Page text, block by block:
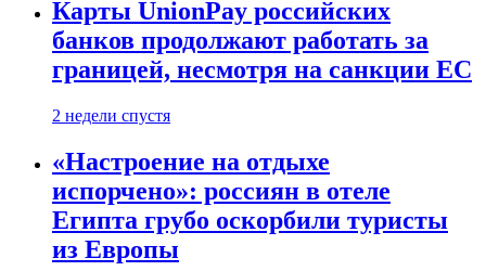
Карты UnionPay российских
банков продолжают работать за
границей, несмотря на санкции ЕС
2 недели спустя
«Настроение на отдыхе
испорчено»: россиян в отеле
Египта грубо оскорбили туристы
из Европы